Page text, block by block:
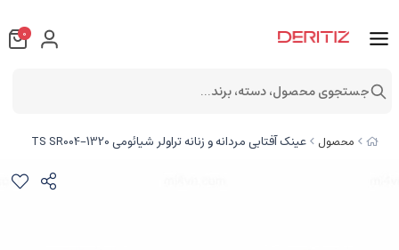
محصول عینک آفتابی مردانه و زنانه تراولر شیائومی TS SR004-1320
0
جستجوی محصول، دسته، برند...